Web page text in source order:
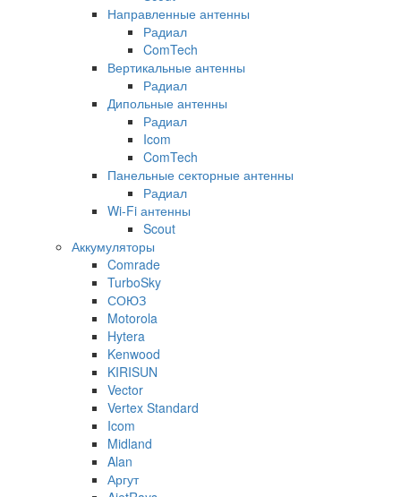
Направленные антенны
Радиал
ComTech
Вертикальные антенны
Радиал
Дипольные антенны
Радиал
Icom
ComTech
Панельные секторные антенны
Радиал
Wi-Fi антенны
Scout
Аккумуляторы
Comrade
TurboSky
СОЮЗ
Motorola
Hytera
Kenwood
KIRISUN
Vector
Vertex Standard
Icom
Midland
Alan
Аргут